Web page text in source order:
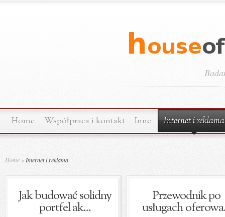
Home Współpraca i kontakt Inne Internet i reklama
Home » Internet i reklama
Jak budować solidny
portfel ak...
Przewodnik po
usługach